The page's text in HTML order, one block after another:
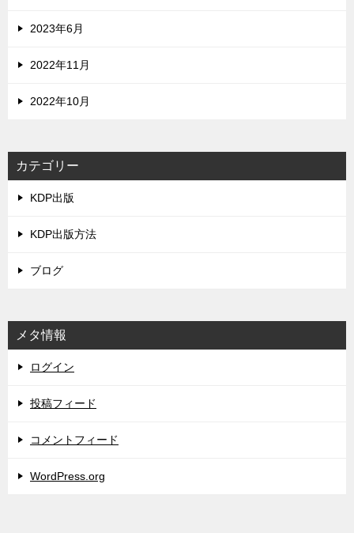
2023年6月
2022年11月
2022年10月
カテゴリー
KDP出版
KDP出版方法
ブログ
メタ情報
ログイン
投稿フィード
コメントフィード
WordPress.org